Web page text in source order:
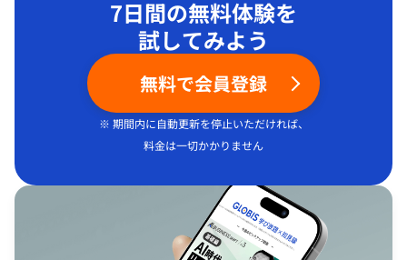
7日間の無料体験を
試してみよう
無料で会員登録
※ 期間内に自動更新を停止いただければ、
料金は一切かかりません